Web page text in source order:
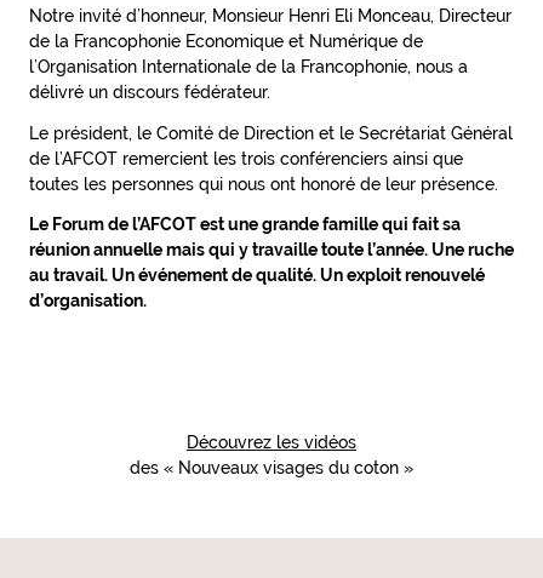
Notre invité d’honneur, Monsieur Henri Eli Monceau, Directeur
de la Francophonie Economique et Numérique de
l’Organisation Internationale de la Francophonie, nous a
délivré un discours fédérateur.
Le président, le Comité de Direction et le Secrétariat Général
de l’AFCOT remercient les trois conférenciers ainsi que
toutes les personnes qui nous ont honoré de leur présence.
Le Forum de l’AFCOT est une grande famille qui fait sa
réunion annuelle mais qui y travaille toute l’année. Une ruche
au travail. Un événement de qualité. Un exploit renouvelé
d’organisation.
Découvrez les vidéos
des « Nouveaux visages du coton »